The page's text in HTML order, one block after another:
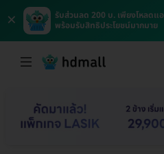
×
รับส่วนลด 200 บ. เพียงโหลด
พร้อมรับสิทธิประโยชน์มากมาย